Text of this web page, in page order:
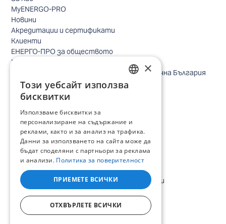
MyENERGO-PRO
Новини
Акредитации и сертификати
Клиенти
ЕНЕРГО-ПРО за обществото
Реализирани проекти
Безопасно небе за птиците в Североизточна България
Безопасност
Контакти бизнес клиенти
Локации
Кариери
Процес по подбор
IT и дигитална трансформация
Търговия
Административна позиция
Електроинженери, електротехници и други
Стажански програми
Всички отворени позиции
BULGARIAN
×
Този уебсайт използва
бисквитки
Използваме бисквитки за
персонализиране на съдържание и
реклами, както и за анализ на трафика.
Данни за използването на сайта може да
бъдат споделяни с партньори за реклама
и анализи. Политика за поверителност
ПРИЕМЕТЕ ВСИЧКИ
ОТХВЪРЛЕТЕ ВСИЧКИ